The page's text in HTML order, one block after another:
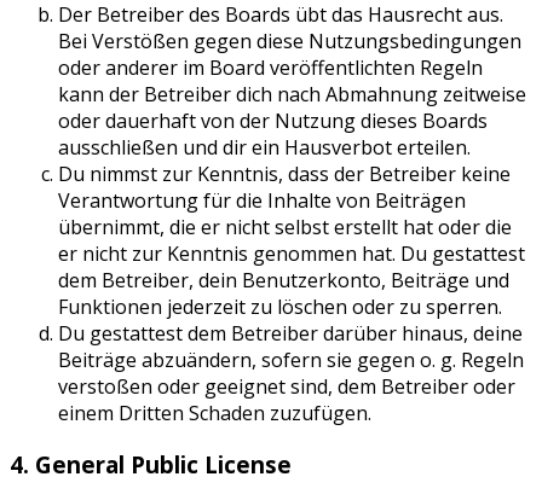
Der Betreiber des Boards übt das Hausrecht aus.
Bei Verstößen gegen diese Nutzungsbedingungen
oder anderer im Board veröffentlichten Regeln
kann der Betreiber dich nach Abmahnung zeitweise
oder dauerhaft von der Nutzung dieses Boards
ausschließen und dir ein Hausverbot erteilen.
Du nimmst zur Kenntnis, dass der Betreiber keine
Verantwortung für die Inhalte von Beiträgen
übernimmt, die er nicht selbst erstellt hat oder die
er nicht zur Kenntnis genommen hat. Du gestattest
dem Betreiber, dein Benutzerkonto, Beiträge und
Funktionen jederzeit zu löschen oder zu sperren.
Du gestattest dem Betreiber darüber hinaus, deine
Beiträge abzuändern, sofern sie gegen o. g. Regeln
verstoßen oder geeignet sind, dem Betreiber oder
einem Dritten Schaden zuzufügen.
4. General Public License